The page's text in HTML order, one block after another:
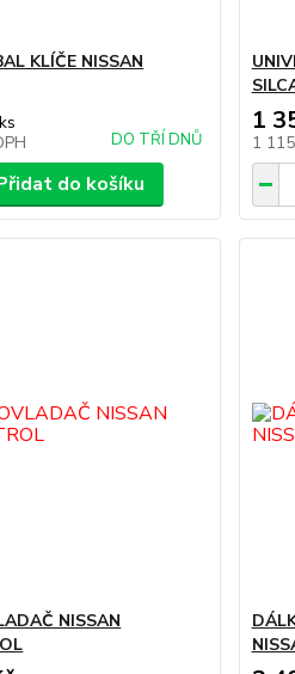
KLÍČE NISSAN
ks
DO TŘÍ DNŮ
do košíku
1
1
NISSAN